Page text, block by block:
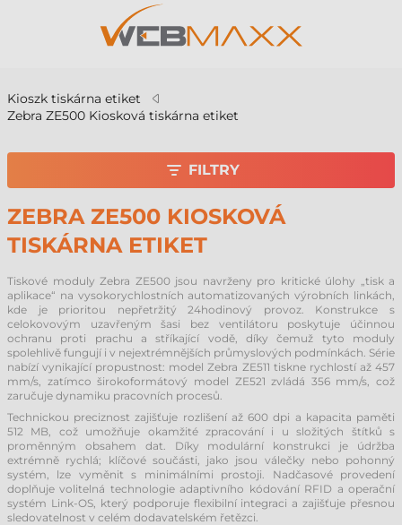
Kioszk tiskárna etiket
Zebra ZE500 Kiosková tiskárna etiket
ZEBRA ZE500 KIOSKOVÁ
TISKÁRNA ETIKET
Tiskové moduly Zebra ZE500 jsou navrženy pro kritické úlohy „tisk a
aplikace“ na vysokorychlostních automatizovaných výrobních linkách,
kde je prioritou nepřetržitý 24hodinový provoz. Konstrukce s
celokovovým uzavřeným šasi bez ventilátoru poskytuje účinnou
ochranu proti prachu a stříkající vodě, díky čemuž tyto moduly
spolehlivě fungují i v nejextrémnějších průmyslových podmínkách. Série
nabízí vynikající propustnost: model Zebra ZE511 tiskne rychlostí až 457
mm/s, zatímco širokoformátový model ZE521 zvládá 356 mm/s, což
zaručuje dynamiku pracovních procesů.
Technickou preciznost zajišťuje rozlišení až 600 dpi a kapacita paměti
512 MB, což umožňuje okamžité zpracování i u složitých štítků s
proměnným obsahem dat. Díky modulární konstrukci je údržba
extrémně rychlá; klíčové součásti, jako jsou válečky nebo pohonný
systém, lze vyměnit s minimálními prostoji. Nadčasové provedení
doplňuje volitelná technologie adaptivního kódování RFID a operační
systém Link-OS, který podporuje flexibilní integraci a zajišťuje přesnou
sledovatelnost v celém dodavatelském řetězci.
FILTRY